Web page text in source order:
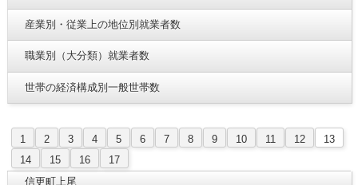
産業別・従業上の地位別就業者数
職業別（大分類）就業者数
世帯の経済構成別一般世帯数
1 2 3 4 5 6 7 8 9 10 11 12
13
14
15 16
17
信更町上尾